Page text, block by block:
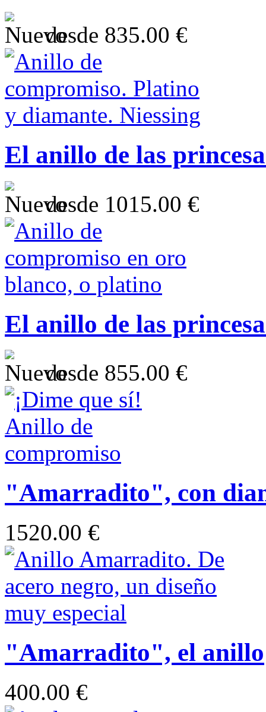
desde 835.00 €
El anillo de las
desde 1015.00 €
El anillo de las
desde 855.00 €
"Amarradito", con
1520.00 €
"Amarradito", el anillo
400.00 €